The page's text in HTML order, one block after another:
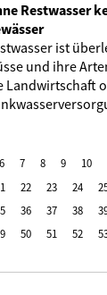
Restwasser
ist
und ihre
Landwirtschaft
6 7 8 9 10
22 23 24
36 37 38
50 51 52